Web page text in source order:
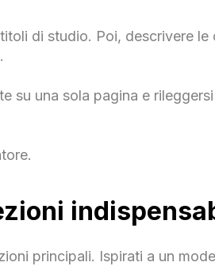
di studio. Poi, descrivere le
su una sola pagina e
principali. Ispirati a un